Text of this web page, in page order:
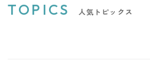
TOPICS 人気トピックス